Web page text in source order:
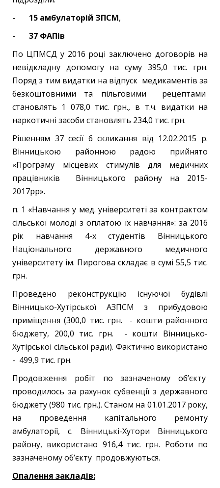
- 15 амбулаторій ЗПСМ,
- 37 ФАПів
По ЦПМСД у 2016 році заключено договорів на
невідкладну допомогу на суму 395,0 тис. грн.
Поряд з тим видатки на відпуск медикаментів за
безкоштовними та пільговими рецептами
становлять 1 078,0 тис. грн., в т.ч. видатки на
наркотичні засоби становлять 234,0 тис. грн.
Рішенням 37 сесії 6 скликання від 12.02.2015 р.
Вінницькою районною радою прийнято
«Програму місцевих стимулів для медичних
працівників Вінницького району на 2015-
2017рр».
п. 1 «Навчання у мед. університеті за контрактом
сільської молоді з оплатою їх навчання»: за 2016
рік навчання 4-х студентів Вінницького
Національного державного медичного
університету ім. Пирогова складає в сумі 55,5 тис.
грн.
Проведено реконструкцію існуючої будівлі
Вінницько-Хутірської АЗПСМ з прибудовою
приміщення (300,0 тис. грн. - кошти районного
бюджету, 200,0 тис. грн. - кошти Вінницько-
Хутірськоі сільськоі ради). Фактично використано
- 499,9 тис. грн.
Продовження робіт по зазначеному об’єкту
проводилось за рахунок субвенції з державного
бюджету (980 тис. грн.). Станом на 01.01.2017 року,
на проведення капітального ремонту
амбулаторії, с. Вінницькі-Хутори Вінницького
району, використано 916,4 тис. грн. Роботи по
зазначеному об’єкту продовжуються.
Опалення закладів: